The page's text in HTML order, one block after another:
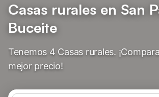
Casas rurales en San
Buceite
Tenemos 4 Casas rurales.
mejor precio!